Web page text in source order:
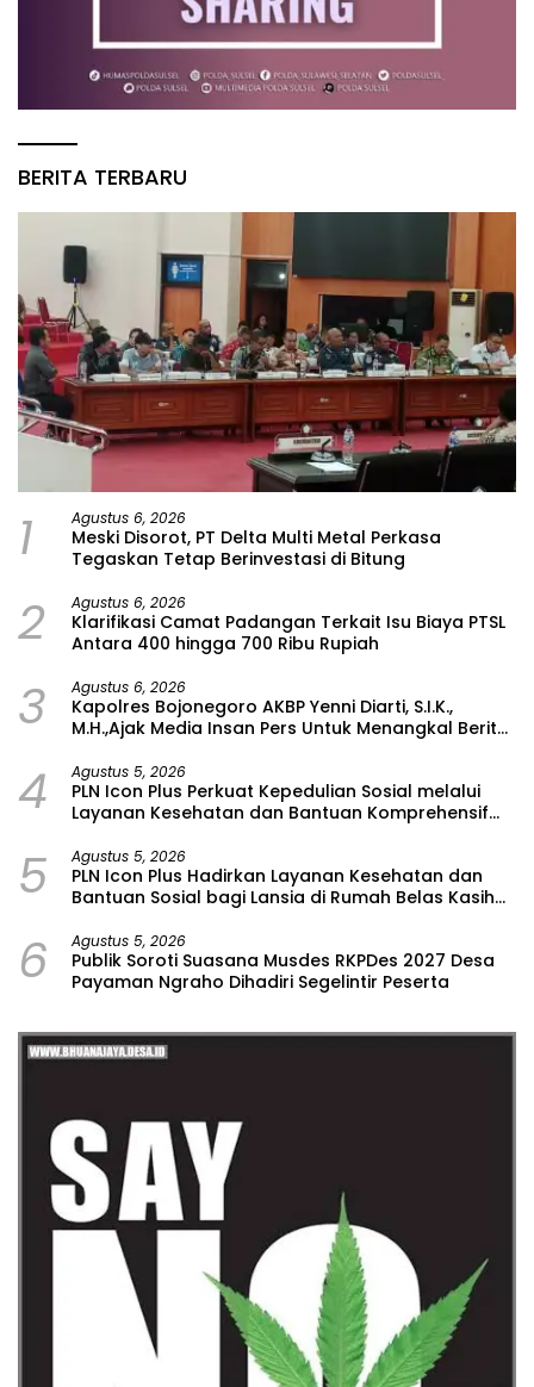
BERITA TERBARU
1 Agustus 6, 2026
Meski Disorot, PT Delta Multi Metal Perkasa
Tegaskan Tetap Berinvestasi di Bitung
2 Agustus 6, 2026
Klarifikasi Camat Padangan Terkait Isu Biaya PTSL
Antara 400 hingga 700 Ribu Rupiah
3 Agustus 6, 2026
Kapolres Bojonegoro AKBP Yenni Diarti, S.I.K.,
M.H.,Ajak Media Insan Pers Untuk Menangkal Berita
4 Agustus 5, 2026
PLN Icon Plus Perkuat Kepedulian Sosial melalui
Layanan Kesehatan dan Bantuan Komprehensif
5 Agustus 5, 2026
PLN Icon Plus Hadirkan Layanan Kesehatan dan
Bantuan Sosial bagi Lansia di Rumah Belas Kasih
6 Agustus 5, 2026
Publik Soroti Suasana Musdes RKPDes 2027 Desa
Payaman Ngraho Dihadiri Segelintir Peserta